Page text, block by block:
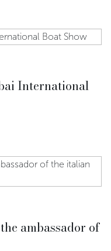
International
ambassador of